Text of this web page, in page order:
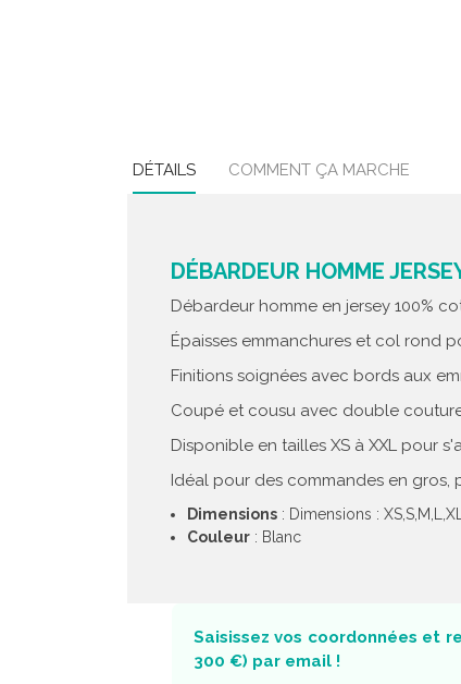
DÉTAILS COMMENT ÇA MARCHE
DÉBARDEUR HOMME
Débardeur homme en jersey 100%
Épaisses emmanchures et col rond
Finitions soignées avec bords aux
Coupé et cousu avec double
Disponible en tailles XS à XXL pour
Idéal pour des commandes en gros,
Dimensions : Dimensions :
Couleur : Blanc
Saisissez vos coordonnées et
300 €) par email !